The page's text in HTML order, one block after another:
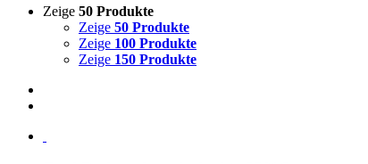
Zeige 50 Produkte
Zeige 50 Produkte
Zeige 100 Produkte
Zeige 150 Produkte